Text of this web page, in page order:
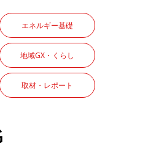
エネルギー基礎
地域GX・くらし
取材・レポート